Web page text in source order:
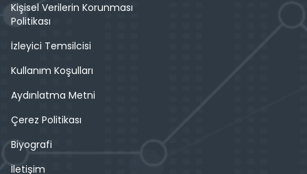
Kişisel Verilerin Korunması
Politikası
İzleyici Temsilcisi
Kullanım Koşulları
Aydınlatma Metni
Çerez Politikası
Biyografi
İletişim